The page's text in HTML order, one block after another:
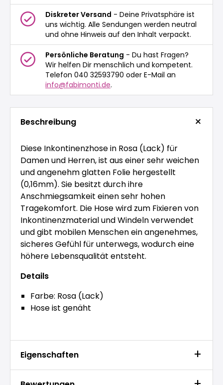
Diskreter Versand - Deine Privatsphäre ist
uns wichtig. Alle Sendungen werden neutral
und ohne Hinweis auf den Inhalt verpackt.
Persönliche Beratung - Du hast Fragen?
Wir helfen Dir menschlich und kompetent.
Telefon 040 32593790 oder E-Mail an
info@fabimonti.de.
Beschreibung
Diese Inkontinenzhose in Rosa (Lack) für
Damen und Herren, ist aus einer sehr weichen
und angenehm glatten Folie hergestellt
(0,16mm). Sie besitzt durch ihre
Anschmiegsamkeit einen sehr hohen
Tragekomfort. Die Hose wird zum Fixieren von
Inkontinenzmaterial und Windeln verwendet
und gibt mobilen Menschen ein angenehmes,
sicheres Gefühl für unterwegs, wodurch eine
höhere Lebensqualität entsteht.
Details
Farbe: Rosa (Lack)
Hose ist genäht
Eigenschaften